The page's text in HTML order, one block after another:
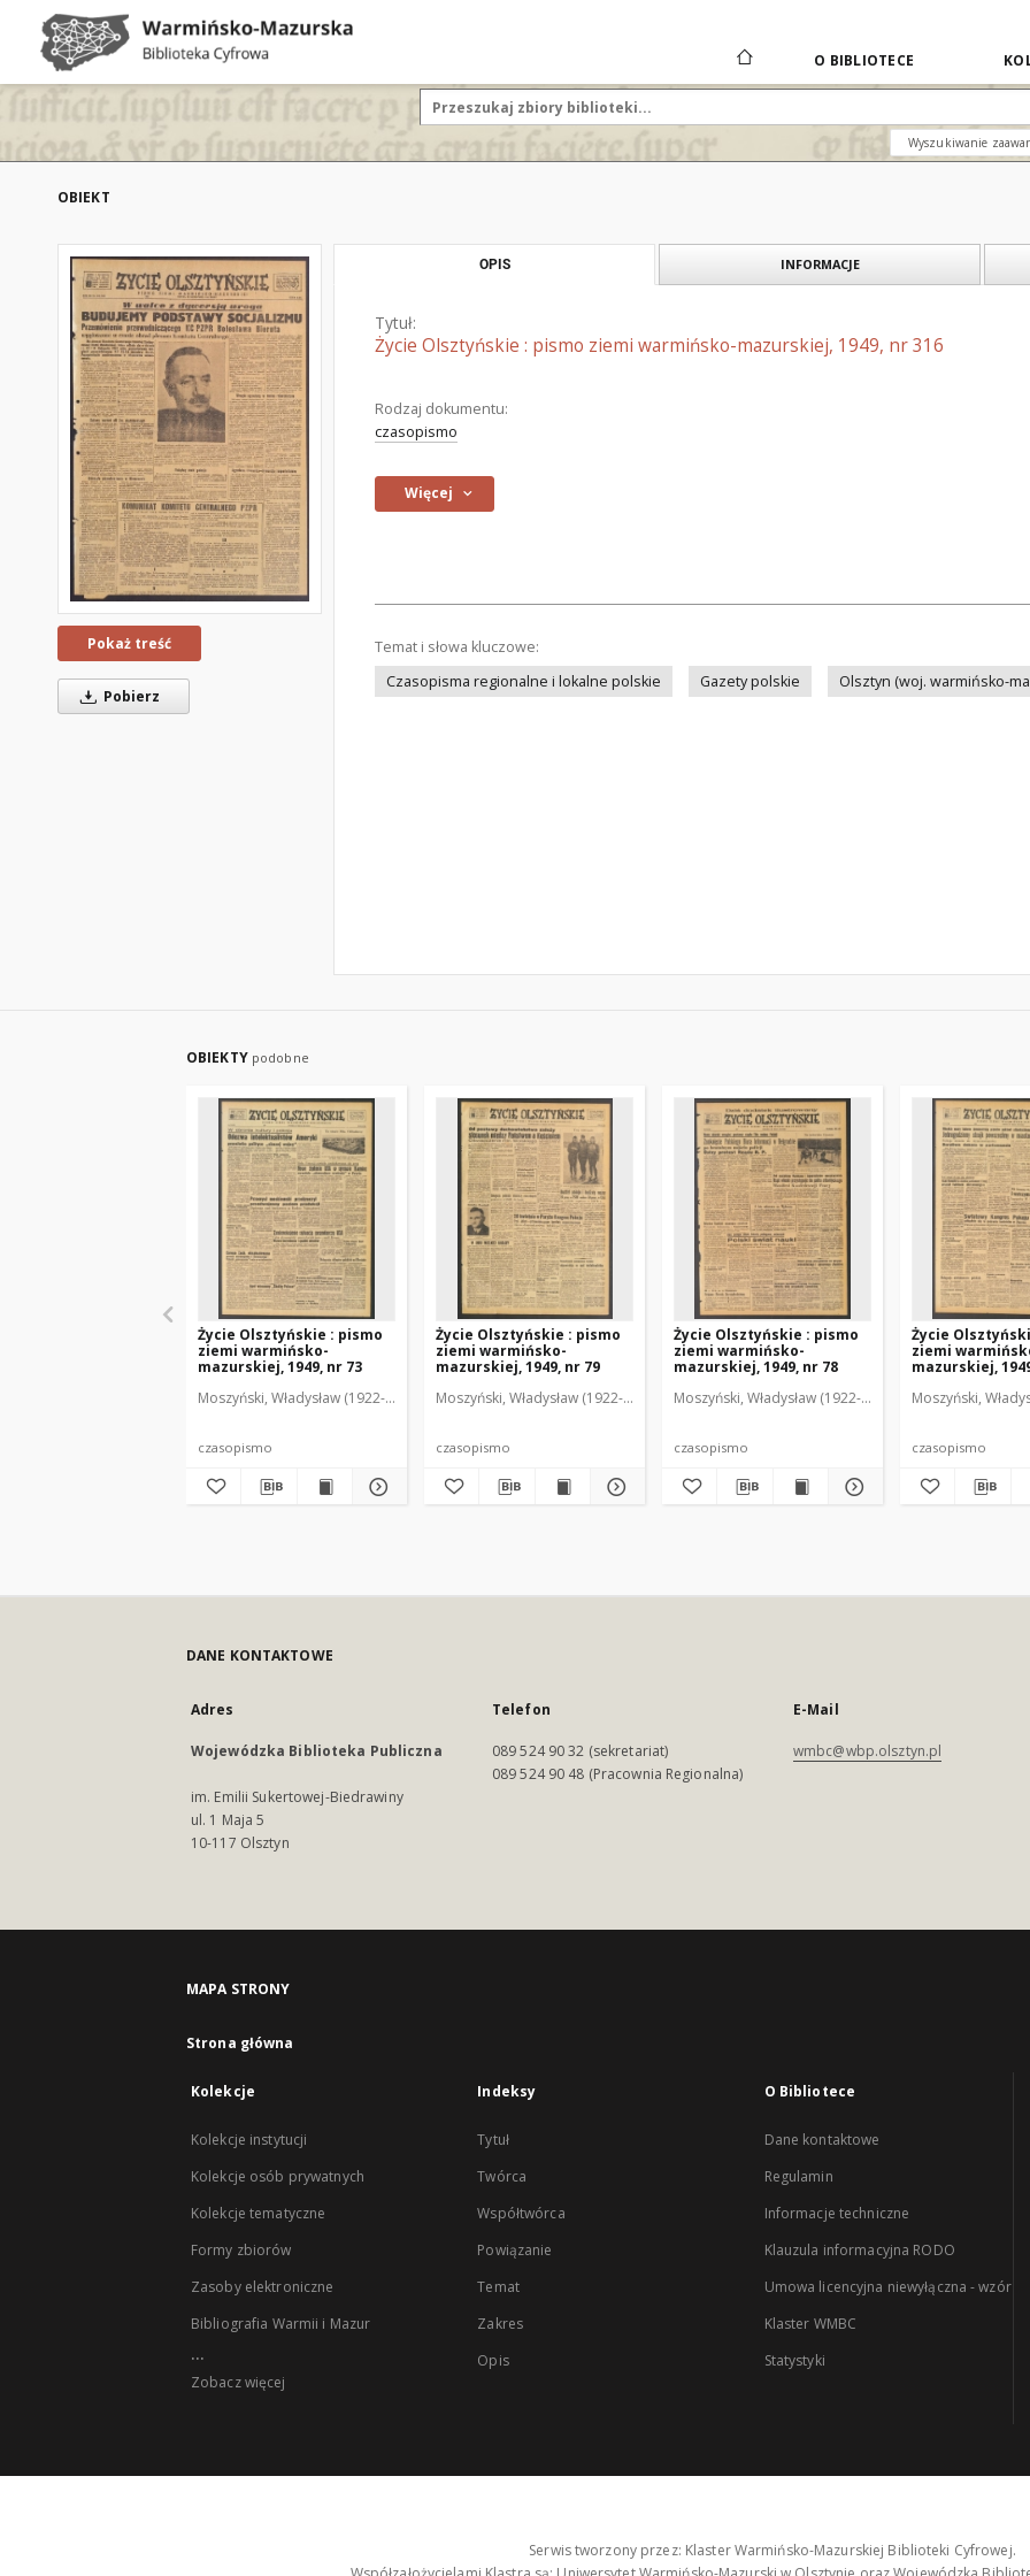
O BIBLIOTECE
Wyszukiwanie
OBIEKT
Pokaż treść
Pobierz
OPIS INFORMACJE
Tytuł:
Życie Olsztyńskie : pismo ziemi warmińsko-mazurskiej, 1949, nr 316
Rodzaj dokumentu:
czasopismo
Więcej
Temat i słowa kluczowe:
Czasopisma regionalne i lokalne polskie
Gazety polskie Olsztyn (woj. warmińsko-
OBIEKTY podobne
Życie Olsztyńskie : pismo
ziemi warmińsko-
mazurskiej, 1949, nr 73
Moszyński, Władysław (1922-2001). Red. Mroczkowski, Włodzimierz (1902-1971). Red. Osiecki, Andrzej. Red.
czasopismo
Życie Olsztyńskie : pismo
ziemi warmińsko-
mazurskiej, 1949, nr 79
Moszyński, Władysław (1922-2001). Red. Mroczkowski, Włodzimierz (1902-1971). Red.
czasopismo
Życie Olsztyńskie : pismo
ziemi warmińsko-
mazurskiej, 1949, nr 78
Moszyński, Władysław (1922-2001). Red. Mroczkowski,
czasopismo
Życie
ziemi
mazurskiej,
Moszyński,
czasopismo
DANE KONTAKTOWE
Adres
Wojewódzka Biblioteka Publiczna
im. Emilii Sukertowej-Biedrawiny
ul. 1 Maja 5
10-117 Olsztyn
Telefon
089 524 90 32 (sekretariat)
089 524 90 48 (Pracownia Regionalna)
E-Mail
wmbc@wbp.olsztyn.pl
MAPA STRONY
Strona główna
Kolekcje
Kolekcje instytucji
Kolekcje osób prywatnych
Kolekcje tematyczne
Formy zbiorów
Zasoby elektroniczne
Bibliografia Warmii i Mazur
...
Zobacz więcej
Indeksy
Tytuł
Twórca
Współtwórca
Powiązanie
Temat
Zakres
Opis
O Bibliotece
Dane kontaktowe
Regulamin
Informacje techniczne
Klauzula informacyjna RODO
Umowa licencyjna niewyłączna - wzór
Klaster WMBC
Statystyki
Serwis tworzony przez: Klaster Warmińsko-Mazurskiej Biblioteki Cyfrowej.